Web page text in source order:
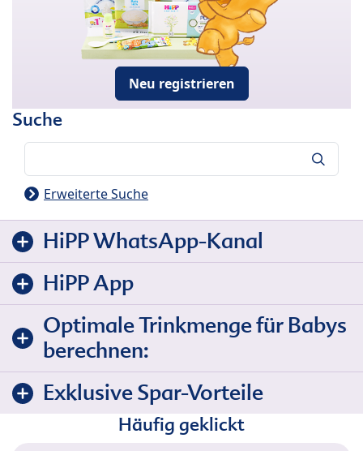
Neu registrieren
Suche
Erweiterte Suche
HiPP WhatsApp-Kanal
HiPP App
Optimale Trinkmenge für Babys
berechnen:
Exklusive Spar-Vorteile
Häufig geklickt